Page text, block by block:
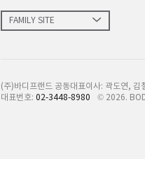
FAMILY SITE
(주)바디프랜드 공동대표이사: 곽도연, 김
대표번호: 02-3448-8980 © 2026.